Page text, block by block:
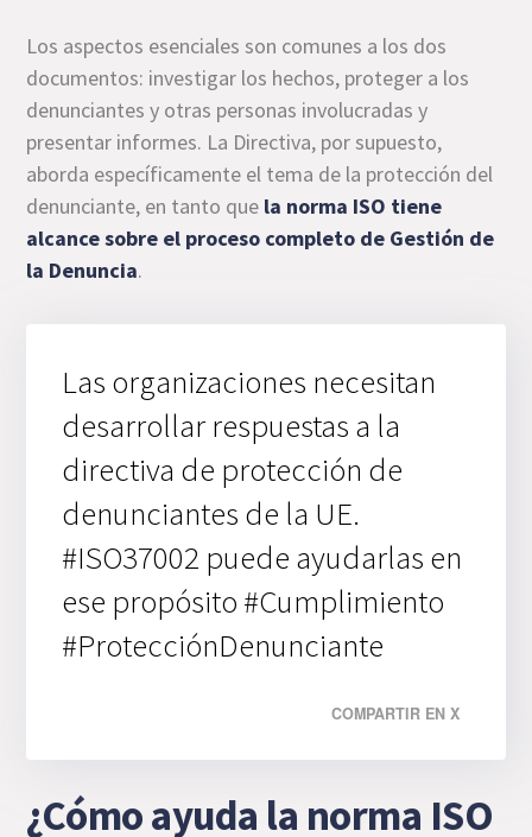
Los aspectos esenciales son comunes a los dos
documentos: investigar los hechos, proteger a los
denunciantes y otras personas involucradas y
presentar informes. La Directiva, por supuesto,
aborda específicamente el tema de la protección del
denunciante, en tanto que la norma ISO tiene
alcance sobre el proceso completo de Gestión de
la Denuncia.
Las organizaciones necesitan
desarrollar respuestas a la
directiva de protección de
denunciantes de la UE.
#ISO37002 puede ayudarlas en
ese propósito #Cumplimiento
#ProtecciónDenunciante
COMPARTIR EN X
¿Cómo ayuda la norma ISO